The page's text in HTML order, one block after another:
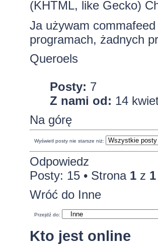
(KHTML, like Gecko)
Ja używam
programach, żadnych
Queroels
Posty: 7
Z nami od: 14
Na górę
Wyświetl posty nie starsze niż:
Odpowiedz
Posty: 15 • Strona 1z 1
Wróć do Inne
Przejdź do:
Kto jest online